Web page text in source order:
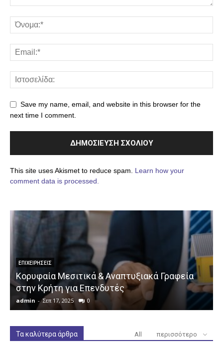
Save my name, email, and website in this browser for the
next time I comment.
This site uses Akismet to reduce spam. Learn how your
comment data is processed.
ΕΠΙΧΕΙΡΉΣΕΙΣ
Κορυφαία Μεσιτικά & Αναπτυξιακά Γραφεία
στην Κρήτη για Επενδυτές
admin - Σεπ 17, 2025 0
Τα καλύτερα άρθρα All περισσότερο